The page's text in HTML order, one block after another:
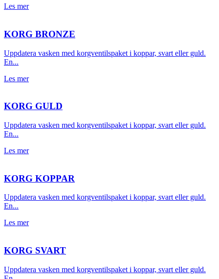
Les mer
KORG BRONZE
Uppdatera vasken med korgventilspaket i koppar, svart eller guld.
En...
Les mer
KORG GULD
Uppdatera vasken med korgventilspaket i koppar, svart eller guld.
En...
Les mer
KORG KOPPAR
Uppdatera vasken med korgventilspaket i koppar, svart eller guld.
En...
Les mer
KORG SVART
Uppdatera vasken med korgventilspaket i koppar, svart eller guld.